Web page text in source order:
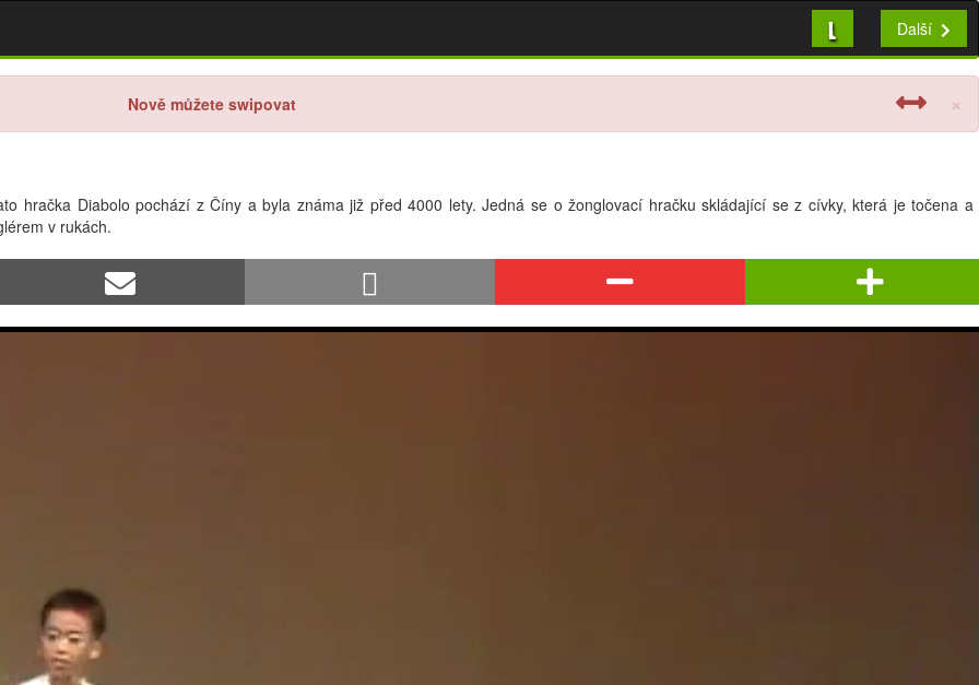
L Další
×
Nově můžete swipovat
hračka Diabolo pochází z Číny a byla známa již před 4000 lety. Jedná se o žonglovací hračku skládající se z cívky, která je točena a
v rukách.